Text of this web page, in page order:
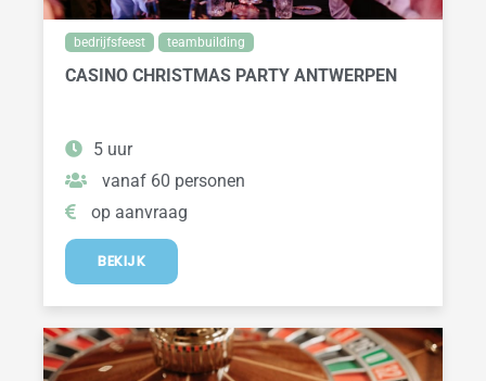
bedrijfsfeest teambuilding
CASINO CHRISTMAS PARTY ANTWERPEN
5 uur
vanaf 60 personen
op aanvraag
BEKIJK